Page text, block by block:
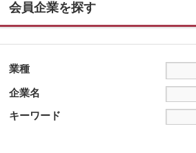
会員企業を探す
業種
企業名
キーワード